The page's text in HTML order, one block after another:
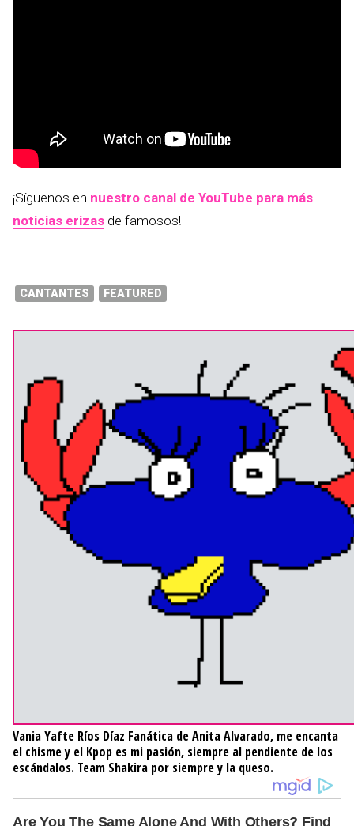
¡Síguenos en nuestro canal de YouTube para más
noticias erizas de famosos!
CANTANTES FEATURED
Vania Yafte Ríos Díaz Fanática de Anita Alvarado, me encanta
el chisme y el Kpop es mi pasión, siempre al pendiente de los
escándalos. Team Shakira por siempre y la queso.